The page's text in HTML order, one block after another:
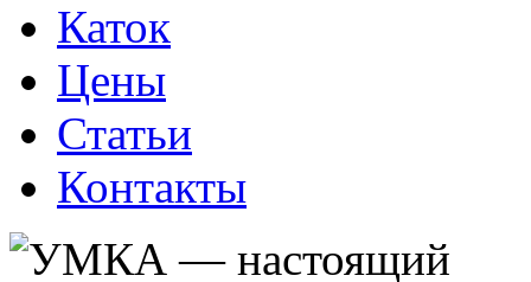
Каток
Цены
Статьи
Контакты